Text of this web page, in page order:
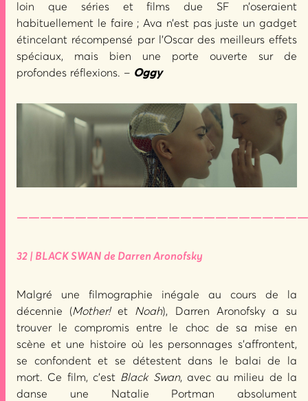
loin que séries et films due SF n’oseraient
habituellement le faire ; Ava n’est pas juste un gadget
étincelant récompensé par l’Oscar des meilleurs effets
spéciaux, mais bien une porte ouverte sur de
profondes réflexions. – Oggy
32 | BLACK SWAN de Darren Aronofsky
Malgré une filmographie inégale au cours de la
décennie (Mother!et Noah), Darren Aronofsky a su
trouver le compromis entre le choc de sa mise en
scène et une histoire où les personnages s’affrontent,
se confondent et se détestent dans le balai de la
mort. Ce film, c’est Black Swan, avec au milieu de la
danse une Natalie Portman absolument